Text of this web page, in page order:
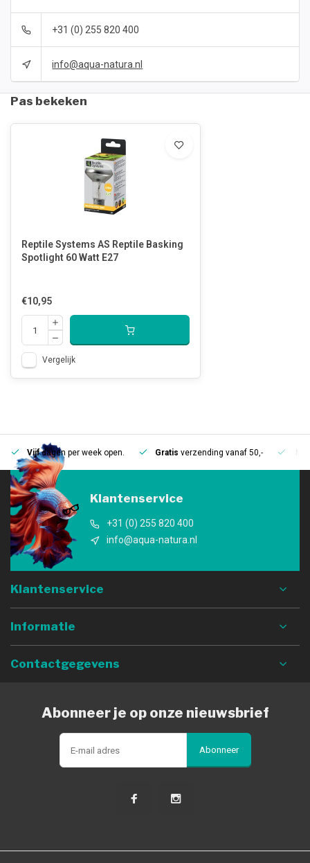
+31 (0) 255 820 400
info@aqua-natura.nl
Pas bekeken
Reptile Systems AS Reptile Basking
Spotlight 60 Watt E27
€10,95
Vergelijk
Vijfdagen per week open. Gratis verzending vanaf 50,-
Klantenservice
+31 (0) 255 820 400
info@aqua-natura.nl
Klantenservice
Informatie
Contactgegevens
Abonneer je op onze nieuwsbrief
Abonneer